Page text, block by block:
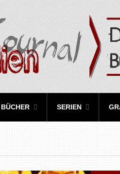
BÜCHER SERIEN